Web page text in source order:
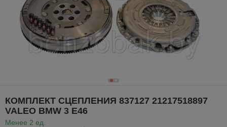
КОМПЛЕКТ СЦЕПЛЕНИЯ 837127 21217518897
VALEO BMW 3 E46
Менее 2 ед.